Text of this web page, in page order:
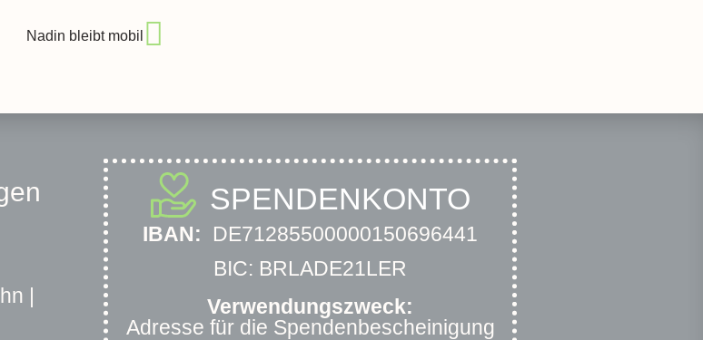
Nadin bleibt mobil
|
SPENDENKONTO
IBAN:
DE71285500000150696441
BIC: BRLADE21LER
Verwendungszweck:
Adresse für die Spendenbescheinigung